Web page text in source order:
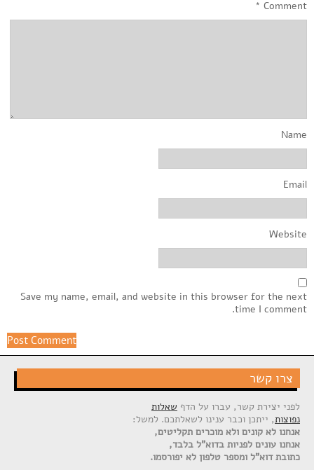
Comment
*
Name
Email
Website
Save my name, email, and website in this browser for the next
time I comment.
צרו קשר
לפני יצירת קשר, עברו על הדף שאלות
נפוצות, ייתכן וכבר ענינו לשאלתכם. למשל:
אנחנו לא קונים ולא מוכרים תקליטים,
אנחנו עונים לפניות בדוא"ל בלבד,
כתובת דוא"ל ומספר טלפון לא יפורסמו.